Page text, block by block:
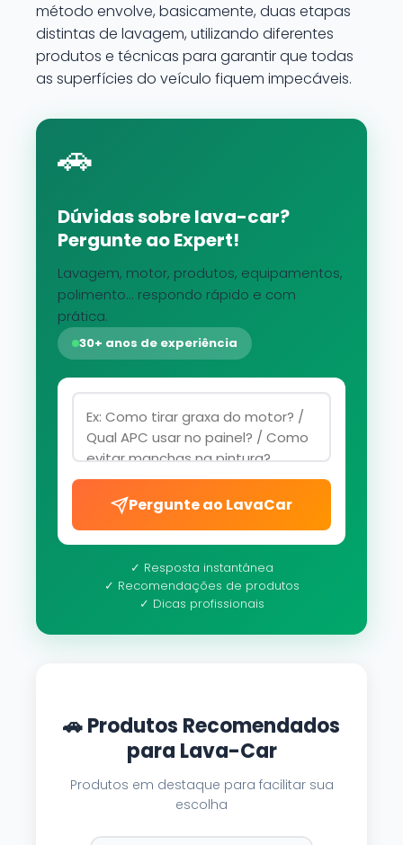
método envolve, basicamente, duas etapas
distintas de lavagem, utilizando diferentes
produtos e técnicas para garantir que todas
as superfícies do veículo fiquem impecáveis.
🚗
Dúvidas sobre lava-car?
Pergunte ao Expert!
Lavagem, motor, produtos, equipamentos,
polimento... respondo rápido e com
prática.
30+ anos de experiência
Pergunte ao LavaCar
✓ Resposta instantânea
✓ Recomendações de produtos
✓ Dicas profissionais
🚗 Produtos Recomendados
para Lava-Car
Produtos em destaque para facilitar sua
escolha